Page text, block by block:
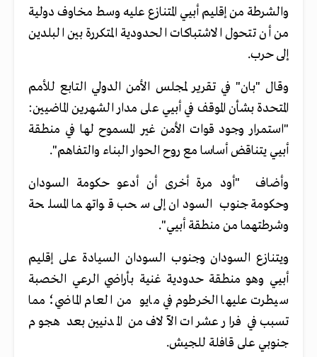
والشرطة من إقليم أبيي المتنازع عليه وسط مخاوف دولية
من أن تتحول الاشتباكات الحدودية المتكررة بين البلدين
إلى حرب.
وقال "بان" في تقرير لمجلس الأمن الدولي التابع للأمم
المتحدة بشأن الموقف في أبيي على مدار الشهرين الماضيين:
"استمرار وجود قوات الأمن غير المسموح لها في منطقة
أبيي يتناقض أساسا مع روح الحوار البناء والتفاهم."
وأضاف "أود مرة أخرى أن أدعو حكومة السودان
وحكومة جنوب السودان إلى سحب قواتهما المسلحة
وشرطتهما من منطقة أبيي."
ويتنازع السودان وجنوب السودان السيادة على إقليم
أبيي وهو منطقة حدودية غنية بأراضي الرعي الخصبة
سيطرت عليها الخرطوم في مايو من العام الماضي؛ مما
تسبب في فرار عشرات الآلاف من المدنيين بعد هجوم
جنوبي على قافلة للجيش.